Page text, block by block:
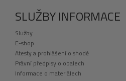
SLUŽBY INFORMACE
Služby
E-shop
Atesty a prohlášení o shodě
Právní předpisy o obalech
Informace o materiálech